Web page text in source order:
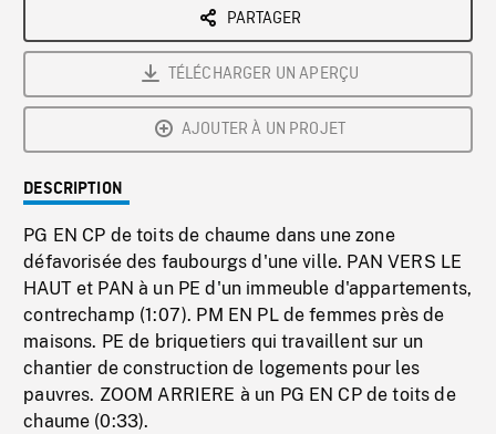
PARTAGER
TÉLÉCHARGER UN APERÇU
AJOUTER À UN PROJET
DESCRIPTION
PG EN CP de toits de chaume dans une zone
défavorisée des faubourgs d'une ville. PAN VERS LE
HAUT et PAN à un PE d'un immeuble d'appartements,
contrechamp (1:07). PM EN PL de femmes près de
maisons. PE de briquetiers qui travaillent sur un
chantier de construction de logements pour les
pauvres. ZOOM ARRIERE à un PG EN CP de toits de
chaume (0:33).